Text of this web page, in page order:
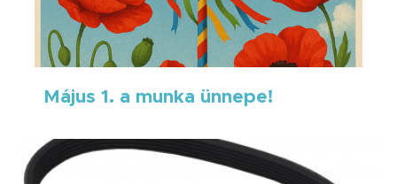
Május 1. a munka ünnepe!